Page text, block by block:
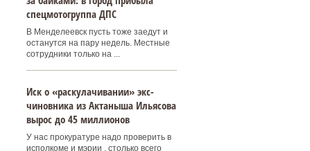
спецмотогруппа ДПС
В Менделеевск пусть тоже заедут и
останутся на пару недель. Местные
сотрудники только на ...
Иск о «раскулачивании» экс-
чиновника из Актаныша Ильясова
вырос до 45 миллионов
У нас прокуратуре надо проверить в
исполкоме и мэрии , столько всего